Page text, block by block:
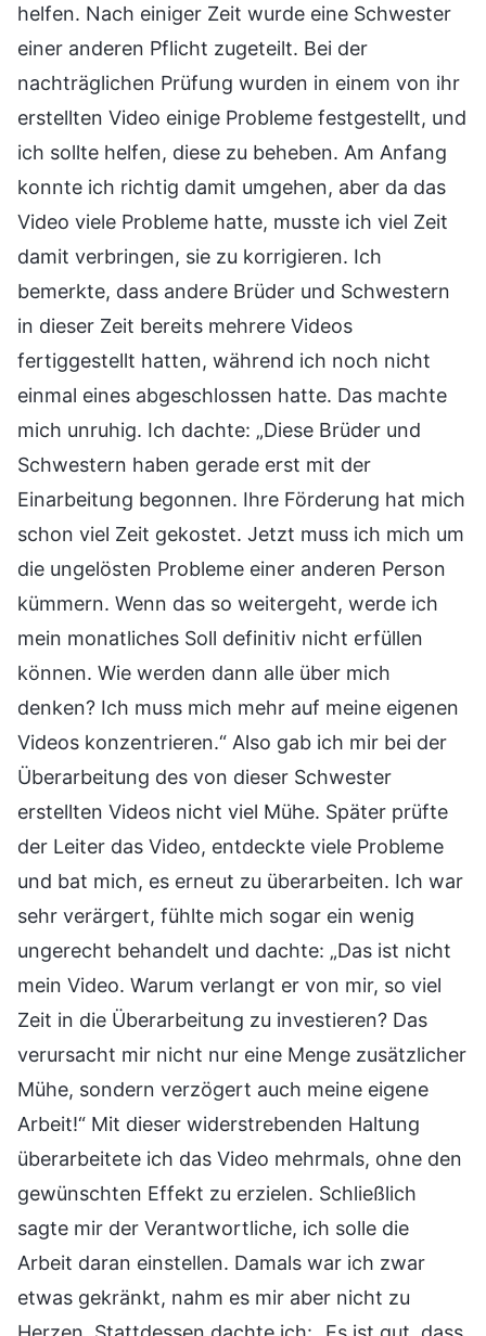
helfen. Nach einiger Zeit wurde eine Schwester
einer anderen Pflicht zugeteilt. Bei der
nachträglichen Prüfung wurden in einem von ihr
erstellten Video einige Probleme festgestellt, und
ich sollte helfen, diese zu beheben. Am Anfang
konnte ich richtig damit umgehen, aber da das
Video viele Probleme hatte, musste ich viel Zeit
damit verbringen, sie zu korrigieren. Ich
bemerkte, dass andere Brüder und Schwestern
in dieser Zeit bereits mehrere Videos
fertiggestellt hatten, während ich noch nicht
einmal eines abgeschlossen hatte. Das machte
mich unruhig. Ich dachte: „Diese Brüder und
Schwestern haben gerade erst mit der
Einarbeitung begonnen. Ihre Förderung hat mich
schon viel Zeit gekostet. Jetzt muss ich mich um
die ungelösten Probleme einer anderen Person
kümmern. Wenn das so weitergeht, werde ich
mein monatliches Soll definitiv nicht erfüllen
können. Wie werden dann alle über mich
denken? Ich muss mich mehr auf meine eigenen
Videos konzentrieren.“ Also gab ich mir bei der
Überarbeitung des von dieser Schwester
erstellten Videos nicht viel Mühe. Später prüfte
der Leiter das Video, entdeckte viele Probleme
und bat mich, es erneut zu überarbeiten. Ich war
sehr verärgert, fühlte mich sogar ein wenig
ungerecht behandelt und dachte: „Das ist nicht
mein Video. Warum verlangt er von mir, so viel
Zeit in die Überarbeitung zu investieren? Das
verursacht mir nicht nur eine Menge zusätzlicher
Mühe, sondern verzögert auch meine eigene
Arbeit!“ Mit dieser widerstrebenden Haltung
überarbeitete ich das Video mehrmals, ohne den
gewünschten Effekt zu erzielen. Schließlich
sagte mir der Verantwortliche, ich solle die
Arbeit daran einstellen. Damals war ich zwar
etwas gekränkt, nahm es mir aber nicht zu